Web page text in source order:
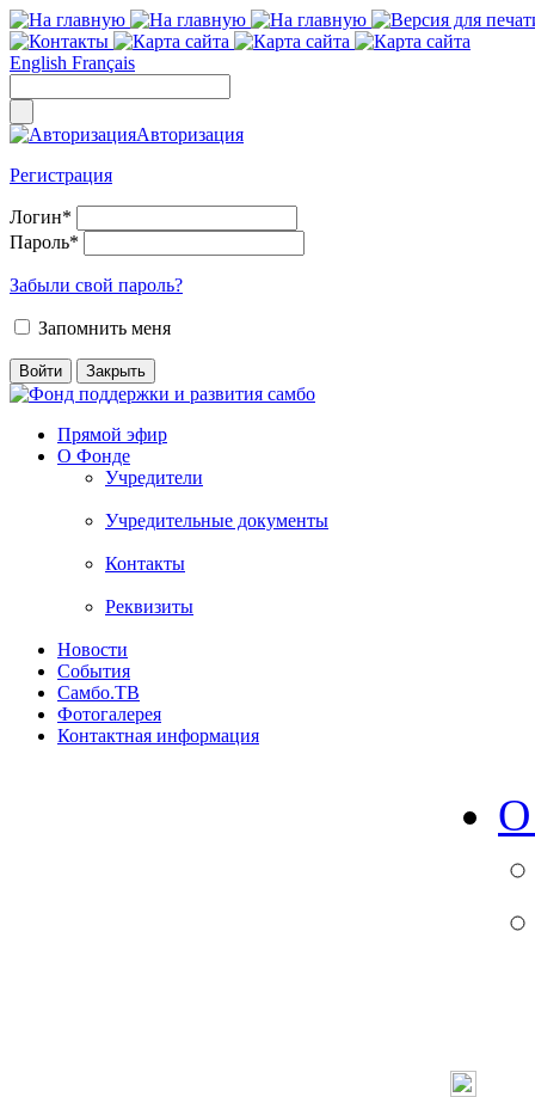
English Français
Авторизация
Регистрация
Логин*
Пароль*
Забыли свой пароль?
Запомнить меня
Прямой эфир
О Фонде
Учредители
Учредительные документы
Контакты
Реквизиты
Новости
События
Самбо.ТВ
Фотогалерея
Контактная информация
О